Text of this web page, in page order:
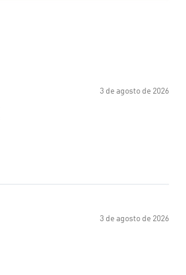
3 de agosto de 2026
3 de agosto de 2026